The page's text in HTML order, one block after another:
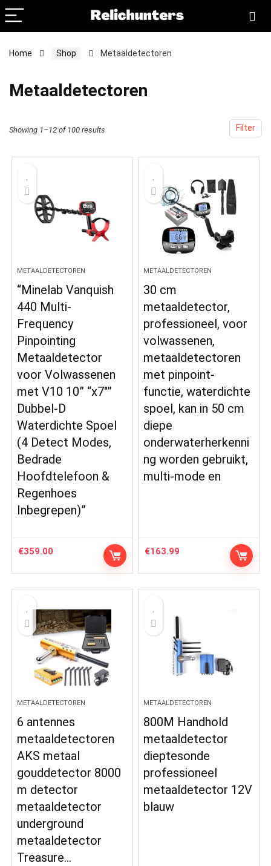
Home Shop Metaaldetectoren
Metaaldetectoren
Filter
Showing 1–12 of 100 results
METAALDETECTOREN
“Minelab Vanquish
440 Multi-
Frequency
Pinpointing
Metaaldetector
voor Volwassenen
met V10 10” “x7″”
Dubbel-D
Waterdichte Spoel
(4 Detect Modes,
Bedrade
Hoofdtelefoon &
Regenhoes
Inbegrepen)”
€359.00
METAALDETECTOREN
30 cm
metaaldetector,
professioneel, voor
volwassenen,
metaaldetectoren
met pinpoint-
functie, waterdichte
spoel, kan in 50 cm
diepe
onderwaterherkenni
ng worden gebruikt,
multi-mode en
€163.99
METAALDETECTOREN
6 antennes
metaaldetectoren
AKS metaal
gouddetector 8000
m detector
metaaldetector
underground
metaaldetector
Treasure…
METAALDETECTOREN
800M Handhold
metaaldetector
dieptesonde
professioneel
metaaldetector 12V
blauw